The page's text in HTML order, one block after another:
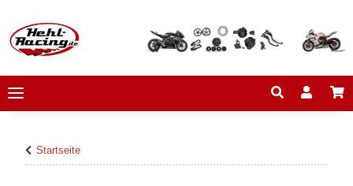
Startseite